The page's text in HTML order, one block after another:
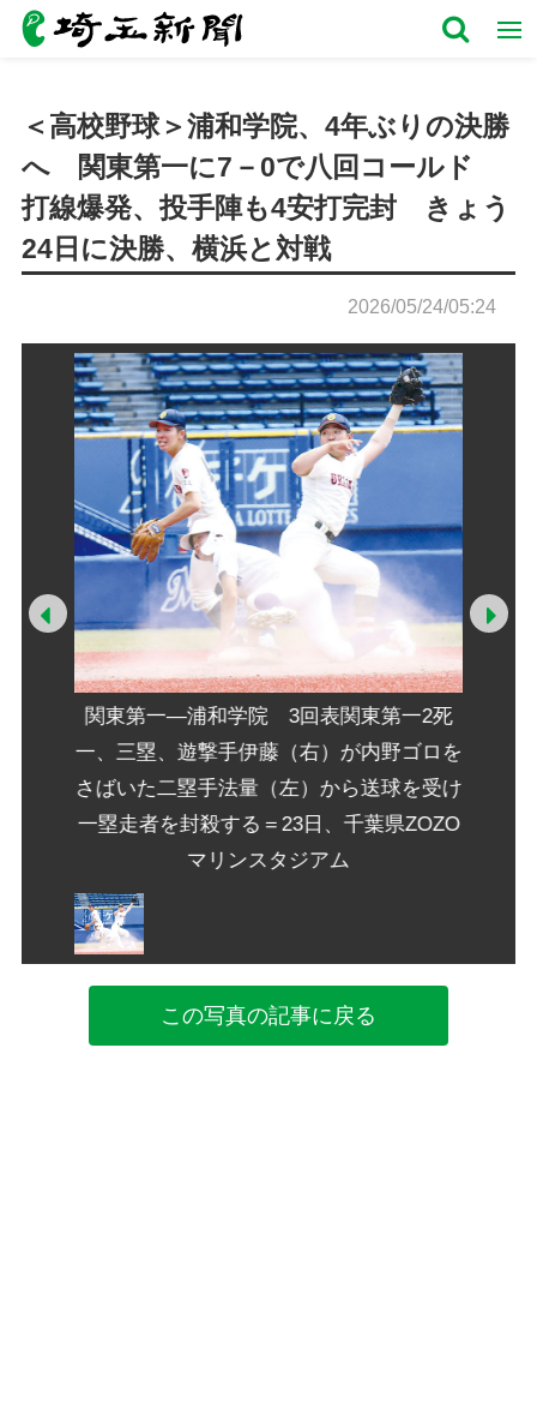
＜高校野球＞浦和学院、4年ぶりの決勝
へ 関東第一に7－0で八回コールド
打線爆発、投手陣も4安打完封 きょう
24日に決勝、横浜と対戦
2026/05/24/05:24
関東第一―浦和学院 3回表関東第一2死
一、三塁、遊撃手伊藤（右）が内野ゴロを
さばいた二塁手法量（左）から送球を受け
一塁走者を封殺する＝23日、千葉県ZOZO
マリンスタジアム
Prev
この写真の記事に戻る